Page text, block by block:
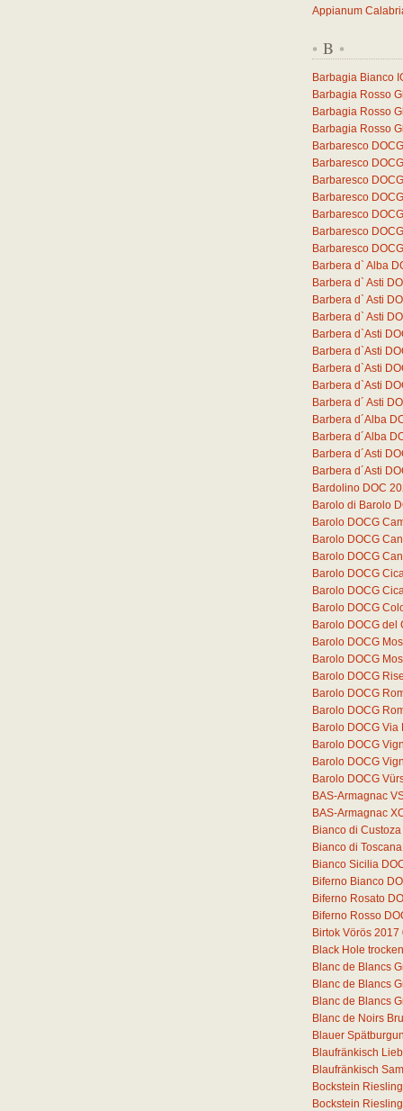
Appianum
* B *
Barbagia Bianco
Barbagia Rosso
Barbagia Rosso
Barbagia Rosso
Barbaresco
Barbaresco
Barbaresco
Barbaresco
Barbaresco
Barbaresco
Barbaresco
Barbera d` Alba
Barbera d` Asti
Barbera d` Asti
Barbera d` Asti
Barbera d`Asti
Barbera d`Asti
Barbera d`Asti
Barbera d`Asti
Barbera d´ Asti
Barbera d´Alba
Barbera d´Alba
Barbera d´Asti
Barbera d´Asti
Bardolino DOC
Barolo di Barolo
Barolo DOCG
Barolo DOCG
Barolo DOCG
Barolo DOCG
Barolo DOCG
Barolo DOCG
Barolo DOCG
Barolo DOCG
Barolo DOCG
Barolo DOCG
Barolo DOCG
Barolo DOCG
Barolo DOCG Via
Barolo DOCG
Barolo DOCG
Barolo DOCG
BAS-Armagnac
BAS-Armagnac
Bianco di
Bianco di
Bianco Sicilia
Biferno Bianco
Biferno Rosato
Biferno Rosso
Birtok Vörös 2017
Black Hole
Blanc de Blancs
Blanc de Blancs
Blanc de Blancs
Blanc de Noirs
Blauer
Blaufränkisch
Blaufränkisch
Bockstein
Bockstein